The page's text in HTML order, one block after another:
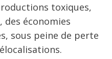
toxiques,
des économies
sous peine de perte